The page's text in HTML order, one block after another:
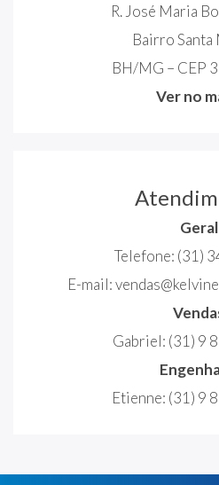
R. José Maria
Bairro Santa
BH/MG – CEP
Ver no
Geral
Telefone: (31)
E-mail:
Gabriel: (31) 9
Etienne: (31) 9